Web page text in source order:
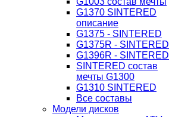
G1370 SINTERED
описание
G1375 - SINTERED
G1375R - SINTERED
G1396R - SINTERED
SINTERED состав
мечты G1300
G1310 SINTERED
Все составы
Модели дисков